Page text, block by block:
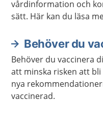
vårdinformation och
sätt. Här kan du läsa
Behöver du
Behöver du vaccinera
att minska risken att bli
nya
vaccinerad.